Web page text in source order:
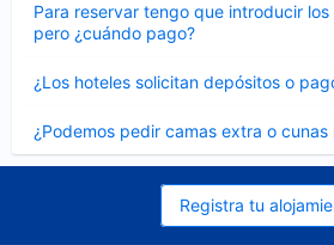
Para reservar tengo que introducir
pero ¿cuándo pago?
cerrado
¿Los hoteles solicitan depósitos o
cerrado
¿Podemos pedir camas extra o cunas
cerrado
Registra tu